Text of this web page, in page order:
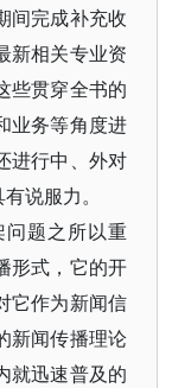
间完成补充收
新相关专业资
些贯穿全书的
业务等角度进
进行中、外对
说服力。
题之所以重
形式，它的开
它作为新闻信
新闻传播理论
就迅速普及的